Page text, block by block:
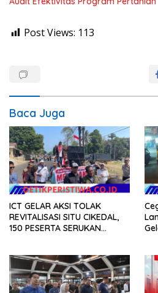
Post Views: 113
Baca Juga
ICT GELAR AKSI TOLAK
REVITALISASI SITU CIKEDAL,
150 PESERTA SERUKAN